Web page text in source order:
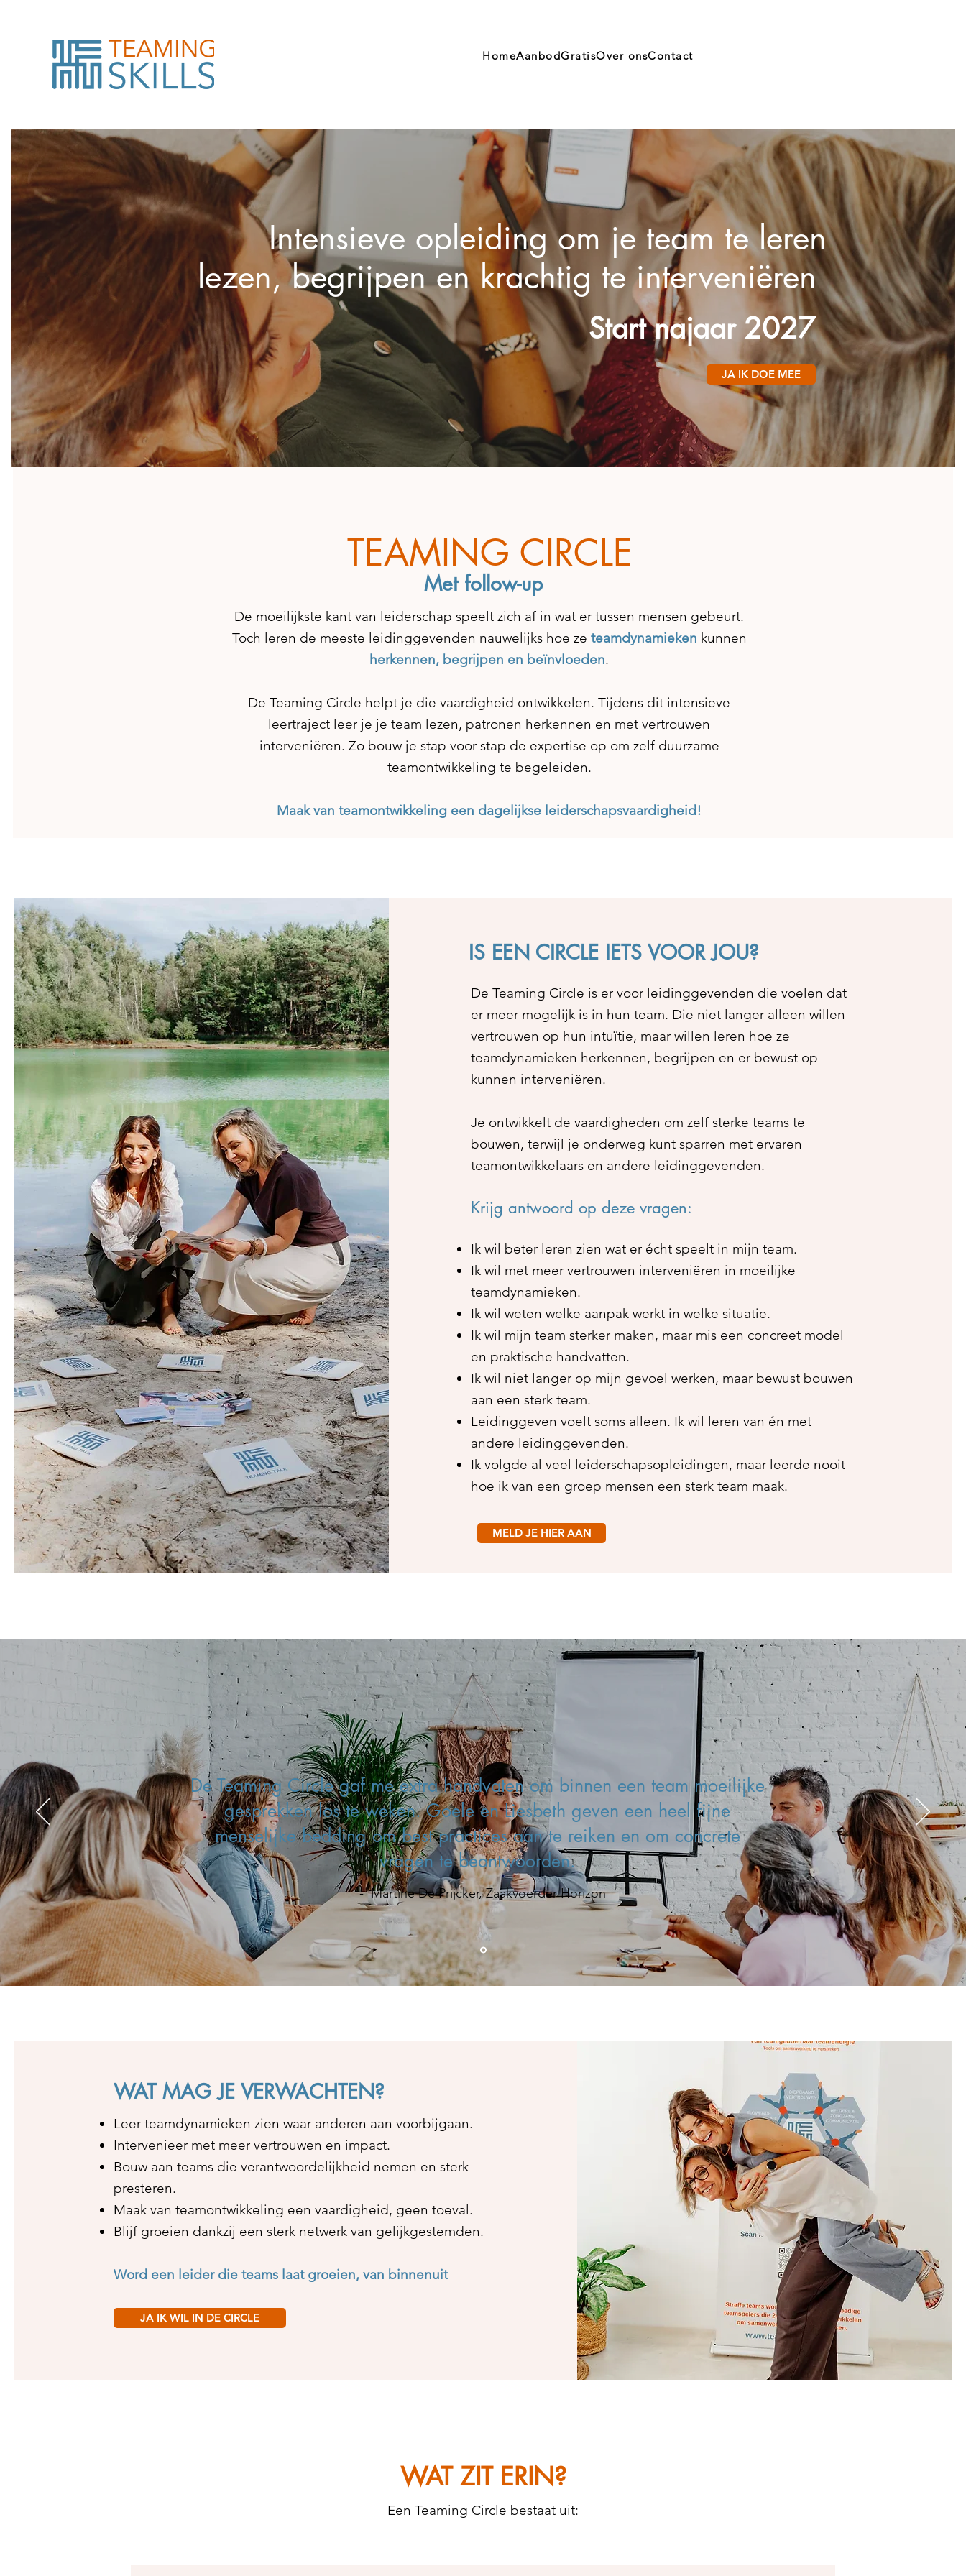
HomeAanbodGratisOver onsContact
Intensieve opleiding om je team te leren
lezen, begrijpen en krachtig te interveniëren
Start najaar 2027
JA IK DOE MEE
TEAMING CIRCLE
Met follow-up
De moeilijkste kant van leiderschap speelt zich af in wat er tussen mensen gebeurt.
Toch leren de meeste leidinggevenden nauwelijks hoe ze teamdynamieken kunnen
herkennen, begrijpen en beïnvloeden.
De Teaming Circle helpt je die vaardigheid ontwikkelen. Tijdens dit intensieve
leertraject leer je je team lezen, patronen herkennen en met vertrouwen
interveniëren. Zo bouw je stap voor stap de expertise op om zelf duurzame
teamontwikkeling te begeleiden.
Maak van teamontwikkeling een dagelijkse leiderschapsvaardigheid!
IS EEN CIRCLE IETS VOOR JOU?
De Teaming Circle is er voor leidinggevenden die voelen dat
er meer mogelijk is in hun team. Die niet langer alleen willen
vertrouwen op hun intuïtie, maar willen leren hoe ze
teamdynamieken herkennen, begrijpen en er bewust op
kunnen interveniëren.
Je ontwikkelt de vaardigheden om zelf sterke teams te
bouwen, terwijl je onderweg kunt sparren met ervaren
teamontwikkelaars en andere leidinggevenden.
Krijg antwoord op deze vragen:
Ik wil beter leren zien wat er écht speelt in mijn team.
Ik wil met meer vertrouwen interveniëren in moeilijke
teamdynamieken.
Ik wil weten welke aanpak werkt in welke situatie.
Ik wil mijn team sterker maken, maar mis een concreet model
en praktische handvatten.
Ik wil niet langer op mijn gevoel werken, maar bewust bouwen
aan een sterk team.
Leidinggeven voelt soms alleen. Ik wil leren van én met
andere leidinggevenden.
Ik volgde al veel leiderschapsopleidingen, maar leerde nooit
hoe ik van een groep mensen een sterk team maak.
MELD JE HIER AAN
De Teaming Circle gaf me extra handvaten om binnen een team moeilijke
gesprekken los te weken. Goele en Liesbeth geven een heel fijne
menselijke bedding om best practices aan te reiken en om concrete
vragen te beantwoorden.
- Martine De Prijcker, Zaakvoerder Horizon
WAT MAG JE VERWACHTEN?
Leer teamdynamieken zien waar anderen aan voorbijgaan.
Intervenieer met meer vertrouwen en impact.
Bouw aan teams die verantwoordelijkheid nemen en sterk
presteren.
Maak van teamontwikkeling een vaardigheid, geen toeval.
Blijf groeien dankzij een sterk netwerk van gelijkgestemden.
​Word een leider die teams laat groeien, van binnenuit
JA IK WIL IN DE CIRCLE
WAT ZIT ERIN?
Een Teaming Circle bestaat uit: